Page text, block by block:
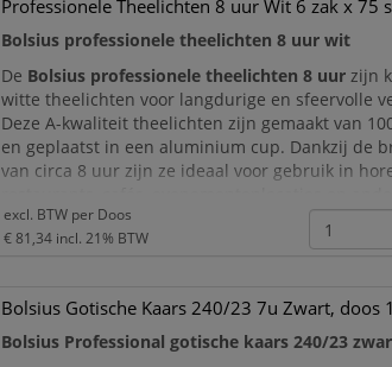
Professionele Theelichten 8 uur Wit 6 zak x 75
Bolsius professionele theelichten 8 uur wit
De Bolsius professionele theelichten 8 uur zijn
witte theelichten voor langdurige en sfeervolle
Deze A-kwaliteit theelichten zijn gemaakt van
en geplaatst in een aluminium cup. Dankzij de
van circa 8 uur zijn ze ideaal voor gebruik in
professionele omgevingen.
Met hun rustige witte
excl. BTW per Doos
€ 81,34 incl. 21% BTW
Bolsius Gotische Kaars 240/23 7u Zwart, doos
Bolsius Professional gotische kaars 240/23